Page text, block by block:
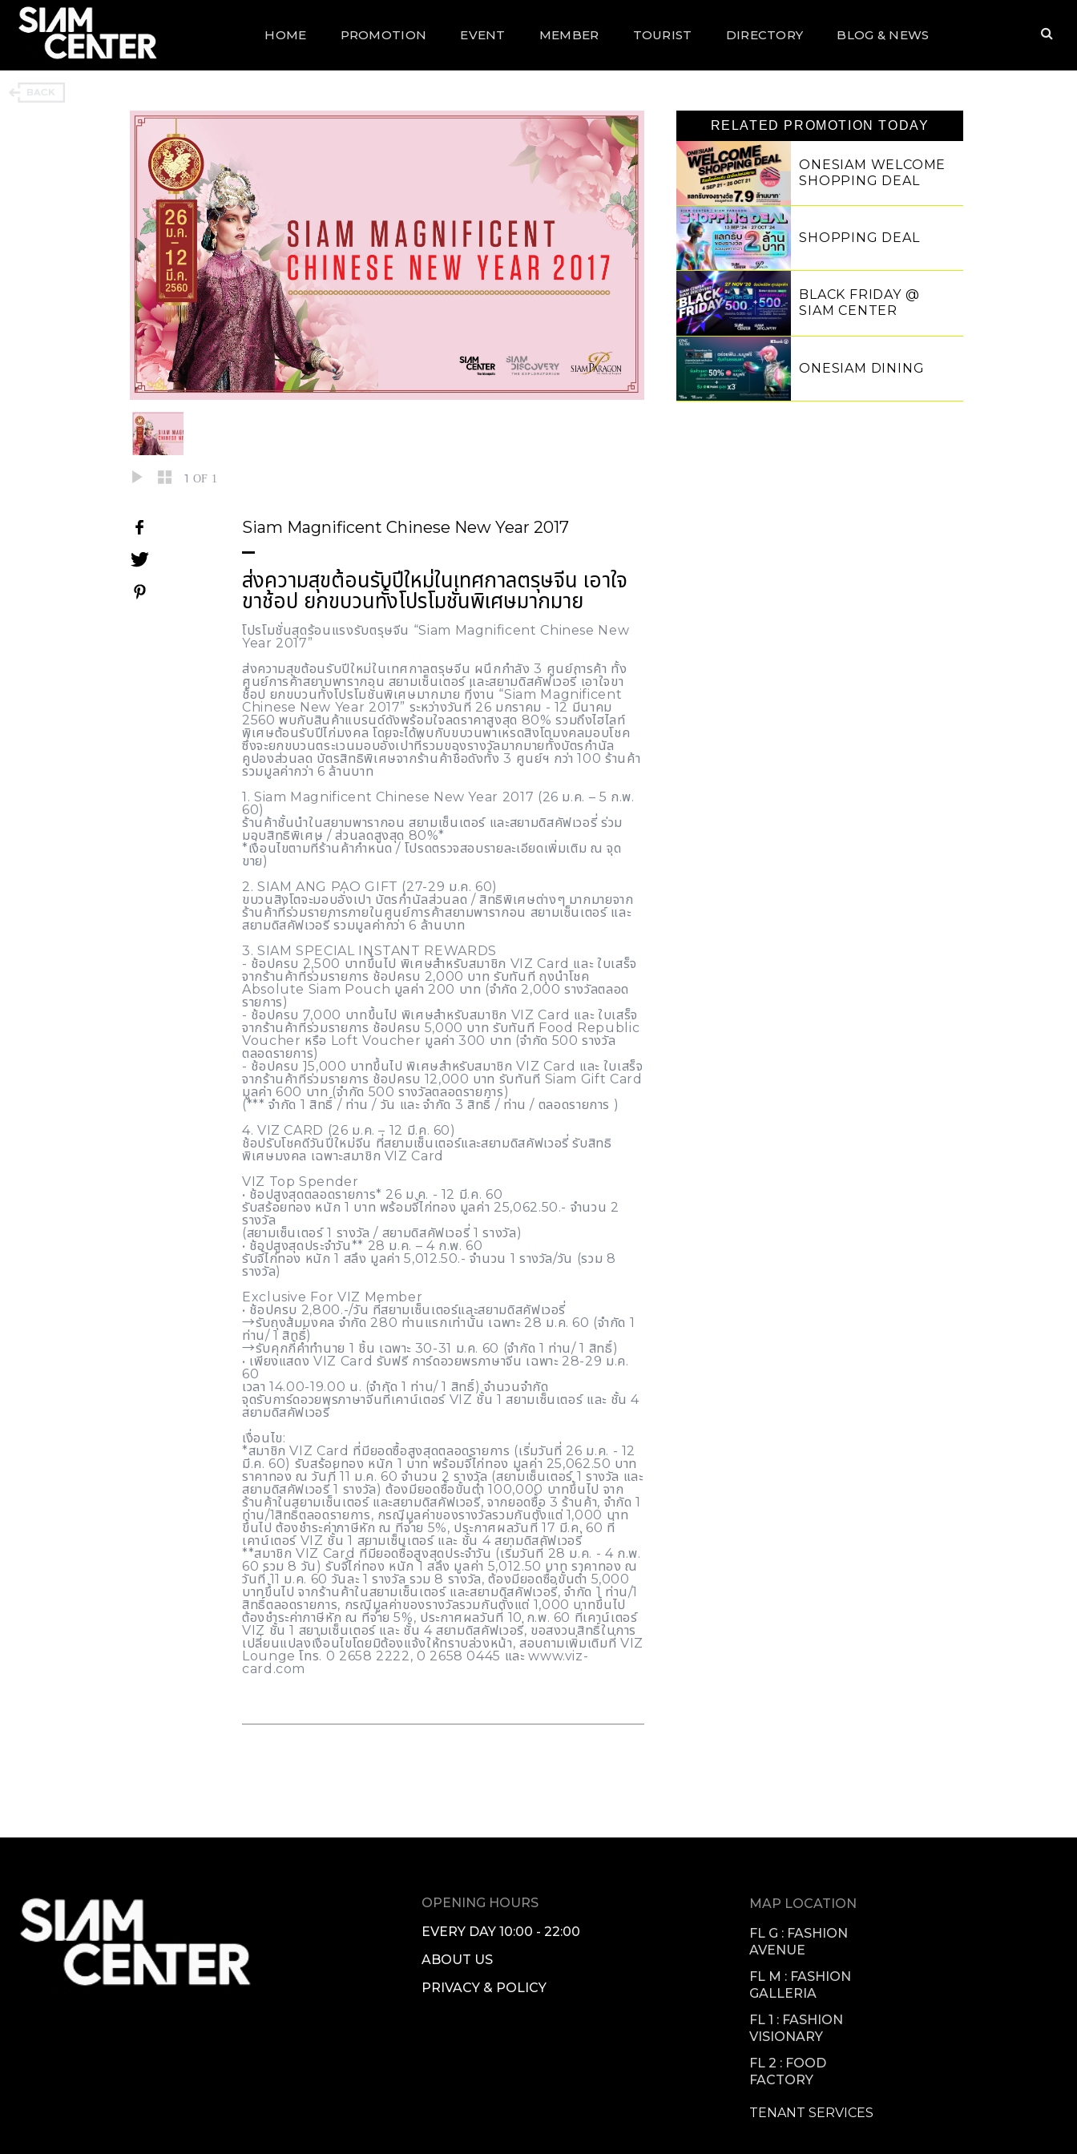
HOME PROMOTION EVENT MEMBER TOURIST DIRECTORY BLOG & NEWS
1 OF 1
Siam Magnificent Chinese New Year 2017
ส่งความสุขต้อนรับปีใหม่ในเทศกาลตรุษจีน เอาใจ
ขาช้อป ยกขบวนทั้งโปรโมชั่นพิเศษมากมาย
โปรโมชั่นสุดร้อนแรงรับตรุษจีน “Siam Magnificent Chinese New
Year 2017”
ส่งความสุขต้อนรับปีใหม่ในเทศกาลตรุษจีน ผนึกกำลัง 3 ศูนย์การค้า ทั้ง
ศูนย์การค้าสยามพารากอน สยามเซ็นเตอร์ และสยามดิสคัฟเวอรี่ เอาใจขา
ช้อป ยกขบวนทั้งโปรโมชั่นพิเศษมากมาย ที่งาน “Siam Magnificent
Chinese New Year 2017” ระหว่างวันที่ 26 มกราคม - 12 มีนาคม
2560 พบกับสินค้าแบรนด์ดังพร้อมใจลดราคาสูงสุด 80% รวมถึงไฮไลท์
พิเศษต้อนรับปีไก่มงคล โดยจะได้พบกับขบวนพาเหรดสิงโตมงคลมอบโชค
ซึ่งจะยกขบวนตระเวนมอบอั่งเปาที่รวมของรางวัลมากมายทั้งบัตรกำนัล
คูปองส่วนลด บัตรสิทธิพิเศษจากร้านค้าชื่อดังทั้ง 3 ศูนย์ฯ กว่า 100 ร้านค้า
รวมมูลค่ากว่า 6 ล้านบาท
1. Siam Magnificent Chinese New Year 2017 (26 ม.ค. – 5 ก.พ.
60)
ร้านค้าชั้นนำในสยามพารากอน สยามเซ็นเตอร์ และสยามดิสคัฟเวอรี่ ร่วม
มอบสิทธิพิเศษ / ส่วนลดสูงสุด 80%*
*เงื่อนไขตามที่ร้านค้ากำหนด / โปรดตรวจสอบรายละเอียดเพิ่มเติม ณ จุด
ขาย)
2. SIAM ANG PAO GIFT (27-29 ม.ค. 60)
ขบวนสิงโตจะมอบอั่งเปา บัตรกำนัลส่วนลด / สิทธิพิเศษต่างๆ มากมายจาก
ร้านค้าที่ร่วมรายการภายในศูนย์การค้าสยามพารากอน สยามเซ็นเตอร์ และ
สยามดิสคัฟเวอรี่ รวมมูลค่ากว่า 6 ล้านบาท
3. SIAM SPECIAL INSTANT REWARDS
- ช้อปครบ 2,500 บาทขึ้นไป พิเศษสำหรับสมาชิก VIZ Card และ ใบเสร็จ
จากร้านค้าที่ร่วมรายการ ช้อปครบ 2,000 บาท รับทันที ถุงนำโชค
Absolute Siam Pouch มูลค่า 200 บาท (จำกัด 2,000 รางวัลตลอด
รายการ)
- ช้อปครบ 7,000 บาทขึ้นไป พิเศษสำหรับสมาชิก VIZ Card และ ใบเสร็จ
จากร้านค้าที่ร่วมรายการ ช้อปครบ 5,000 บาท รับทันที Food Republic
Voucher หรือ Loft Voucher มูลค่า 300 บาท (จำกัด 500 รางวัล
ตลอดรายการ)
- ช้อปครบ 15,000 บาทขึ้นไป พิเศษสำหรับสมาชิก VIZ Card และ ใบเสร็จ
จากร้านค้าที่ร่วมรายการ ช้อปครบ 12,000 บาท รับทันที Siam Gift Card
มูลค่า 600 บาท (จำกัด 500 รางวัลตลอดรายการ)
(*** จำกัด 1 สิทธิ์ / ท่าน / วัน และ จำกัด 3 สิทธิ์ / ท่าน / ตลอดรายการ )
4. VIZ CARD (26 ม.ค. – 12 มี.ค. 60)
ช้อปรับโชคดีวันปีใหม่จีน ที่สยามเซ็นเตอร์และสยามดิสคัฟเวอรี่ รับสิทธิ
พิเศษมงคล เฉพาะสมาชิก VIZ Card
VIZ Top Spender
• ช้อปสูงสุดตลอดรายการ* 26 ม.ค. - 12 มี.ค. 60
รับสร้อยทอง หนัก 1 บาท พร้อมจี้ไก่ทอง มูลค่า 25,062.50.- จำนวน 2
รางวัล
(สยามเซ็นเตอร์ 1 รางวัล / สยามดิสคัฟเวอรี่ 1 รางวัล)
• ช้อปสูงสุดประจำวัน** 28 ม.ค. – 4 ก.พ. 60
รับจี้ไก่ทอง หนัก 1 สลึง มูลค่า 5,012.50.- จำนวน 1 รางวัล/วัน (รวม 8
รางวัล)
Exclusive For VIZ Member
• ช้อปครบ 2,800.-/วัน ที่สยามเซ็นเตอร์และสยามดิสคัฟเวอรี่
→รับถุงส้มมงคล จำกัด 280 ท่านแรกเท่านั้น เฉพาะ 28 ม.ค. 60 (จำกัด 1
ท่าน/ 1 สิทธิ์)
→รับคุกกี้คำทำนาย 1 ชิ้น เฉพาะ 30-31 ม.ค. 60 (จำกัด 1 ท่าน/ 1 สิทธิ์)
• เพียงแสดง VIZ Card รับฟรี การ์ดอวยพรภาษาจีน เฉพาะ 28-29 ม.ค.
60
เวลา 14.00-19.00 น. (จำกัด 1 ท่าน/ 1 สิทธิ์) จำนวนจำกัด
จุดรับการ์ดอวยพรภาษาจีนที่เคาน์เตอร์ VIZ ชั้น 1 สยามเซ็นเตอร์ และ ชั้น 4
สยามดิสคัฟเวอรี่
เงื่อนไข:
*สมาชิก VIZ Card ที่มียอดซื้อสูงสุดตลอดรายการ (เริ่มวันที่ 26 ม.ค. - 12
มี.ค. 60) รับสร้อยทอง หนัก 1 บาท พร้อมจี้ไก่ทอง มูลค่า 25,062.50 บาท
ราคาทอง ณ วันที่ 11 ม.ค. 60 จำนวน 2 รางวัล (สยามเซ็นเตอร์ 1 รางวัล และ
สยามดิสคัฟเวอรี่ 1 รางวัล) ต้องมียอดซื้อขั้นต่ำ 100,000 บาทขึ้นไป จาก
ร้านค้าในสยามเซ็นเตอร์ และสยามดิสคัฟเวอรี่, จากยอดซื้อ 3 ร้านค้า, จำกัด 1
ท่าน/1สิทธิ์ตลอดรายการ, กรณีมูลค่าของรางวัลรวมกันตั้งแต่ 1,000 บาท
ขึ้นไป ต้องชำระค่าภาษีหัก ณ ที่จ่าย 5%, ประกาศผลวันที่ 17 มี.ค. 60 ที่
เคาน์เตอร์ VIZ ชั้น 1 สยามเซ็นเตอร์ และ ชั้น 4 สยามดิสคัฟเวอรี่
**สมาชิก VIZ Card ที่มียอดซื้อสูงสุดประจำวัน (เริ่มวันที่ 28 ม.ค. - 4 ก.พ.
60 รวม 8 วัน) รับจี้ไก่ทอง หนัก 1 สลึง มูลค่า 5,012.50 บาท ราคาทอง ณ
วันที่ 11 ม.ค. 60 วันละ 1 รางวัล รวม 8 รางวัล, ต้องมียอดซื้อขั้นต่ำ 5,000
บาทขึ้นไป จากร้านค้าในสยามเซ็นเตอร์ และสยามดิสคัฟเวอรี่, จำกัด 1 ท่าน/1
สิทธิ์ตลอดรายการ, กรณีมูลค่าของรางวัลรวมกันตั้งแต่ 1,000 บาทขึ้นไป
ต้องชำระค่าภาษีหัก ณ ที่จ่าย 5%, ประกาศผลวันที่ 10 ก.พ. 60 ที่เคาน์เตอร์
VIZ ชั้น 1 สยามเซ็นเตอร์ และ ชั้น 4 สยามดิสคัฟเวอรี่, ขอสงวนสิทธิ์ในการ
เปลี่ยนแปลงเงื่อนไขโดยมิต้องแจ้งให้ทราบล่วงหน้า, สอบถามเพิ่มเติมที่ VIZ
Lounge โทร. 0 2658 2222, 0 2658 0445 และ www.viz-
card.com
RELATED PROMOTION TODAY
ONESIAM WELCOME
SHOPPING DEAL
SHOPPING DEAL
BLACK FRIDAY @
SIAM CENTER
ONESIAM DINING
OPENING HOURS
EVERY DAY 10:00 - 22:00
ABOUT US
PRIVACY & POLICY
MAP LOCATION
FL G : FASHION
AVENUE
FL M : FASHION
GALLERIA
FL 1 : FASHION
VISIONARY
FL 2 : FOOD
FACTORY
TENANT SERVICES